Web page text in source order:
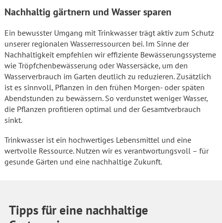
Nachhaltig gärtnern und Wasser sparen
Ein bewusster Umgang mit Trinkwasser trägt aktiv zum Schutz
unserer regionalen Wasserressourcen bei. Im Sinne der
Nachhaltigkeit empfehlen wir effiziente Bewässerungssysteme
wie Tröpfchenbewässerung oder Wassersäcke, um den
Wasserverbrauch im Garten deutlich zu reduzieren. Zusätzlich
ist es sinnvoll, Pflanzen in den frühen Morgen- oder späten
Abendstunden zu bewässern. So verdunstet weniger Wasser,
die Pflanzen profitieren optimal und der Gesamtverbrauch
sinkt.
Trinkwasser ist ein hochwertiges Lebensmittel und eine
wertvolle Ressource. Nutzen wir es verantwortungsvoll – für
gesunde Gärten und eine nachhaltige Zukunft.
Tipps für eine nachhaltige